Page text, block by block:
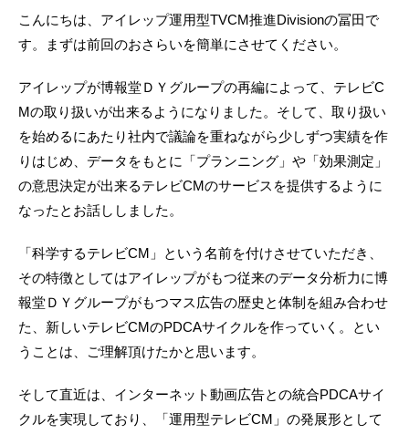
こんにちは、アイレップ運用型TVCM推進Divisionの冨田で
す。まずは前回のおさらいを簡単にさせてください。
アイレップが博報堂ＤＹグループの再編によって、テレビC
Mの取り扱いが出来るようになりました。そして、取り扱い
を始めるにあたり社内で議論を重ねながら少しずつ実績を作
りはじめ、データをもとに「プランニング」や「効果測定」
の意思決定が出来るテレビCMのサービスを提供するように
なったとお話ししました。
「科学するテレビCM」という名前を付けさせていただき、
その特徴としてはアイレップがもつ従来のデータ分析力に博
報堂ＤＹグループがもつマス広告の歴史と体制を組み合わせ
た、新しいテレビCMのPDCAサイクルを作っていく。とい
うことは、ご理解頂けたかと思います。
そして直近は、インターネット動画広告との統合PDCAサイ
クルを実現しており、「運用型テレビCM」の発展形として